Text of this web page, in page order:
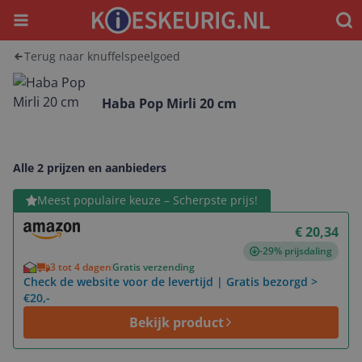
Menu
Terug naar knuffelspeelgoed
Haba Pop Mirli 20 cm
Alle 2 prijzen en aanbieders
Meest populaire keuze – Scherpste prijs!
€ 20,34
-29% prijsdaling
3 tot 4 dagenGratis verzending
Check de website voor de levertijd | Gratis bezorgd >
€20,-
Bekijk product
Bekijk product